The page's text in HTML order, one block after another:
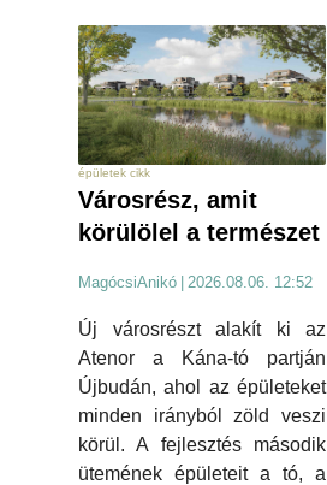
épületek cikk
Városrész, amit
körülölel a természet
MagócsiAnikó | 2026.08.06. 12:52
Új városrészt alakít ki az
Atenor a Kána-tó partján
Újbudán, ahol az épületeket
minden irányból zöld veszi
körül. A fejlesztés második
ütemének épületeit a tó, a